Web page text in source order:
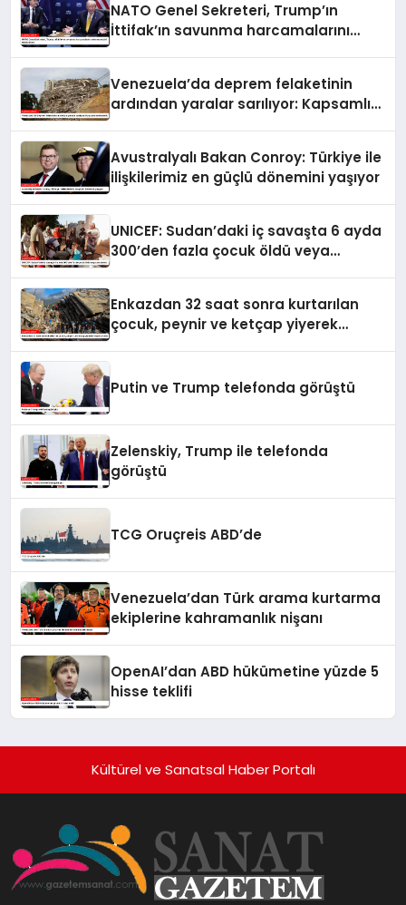
NATO Genel Sekreteri, Trump’ın
İttifak’ın savunma harcamalarını
Venezuela’da deprem felaketinin
ardından yaralar sarılıyor: Kapsamlı
Avustralyalı Bakan Conroy: Türkiye ile
ilişkilerimiz en güçlü dönemini yaşıyor
UNICEF: Sudan’daki iç savaşta 6 ayda
300’den fazla çocuk öldü veya
Enkazdan 32 saat sonra kurtarılan
çocuk, peynir ve ketçap yiyerek
Putin ve Trump telefonda görüştü
Zelenskiy, Trump ile telefonda
görüştü
TCG Oruçreis ABD’de
Venezuela’dan Türk arama kurtarma
ekiplerine kahramanlık nişanı
OpenAI’dan ABD hükümetine yüzde 5
hisse teklifi
Kültürel ve Sanatsal Haber Portalı